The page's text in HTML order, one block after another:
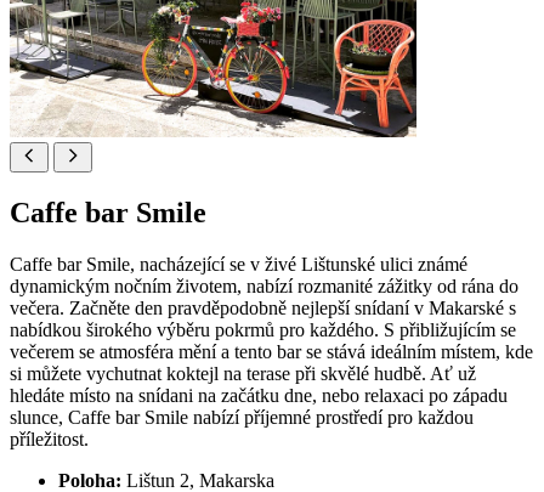
Caffe bar Smile
Caffe bar Smile, nacházející se v živé Lištunské ulici známé
dynamickým nočním životem, nabízí rozmanité zážitky od rána do
večera. Začněte den pravděpodobně nejlepší snídaní v Makarské s
nabídkou širokého výběru pokrmů pro každého. S přibližujícím se
večerem se atmosféra mění a tento bar se stává ideálním místem, kde
si můžete vychutnat koktejl na terase při skvělé hudbě. Ať už
hledáte místo na snídani na začátku dne, nebo relaxaci po západu
slunce, Caffe bar Smile nabízí příjemné prostředí pro každou
příležitost.
Poloha: Lištun 2, Makarska